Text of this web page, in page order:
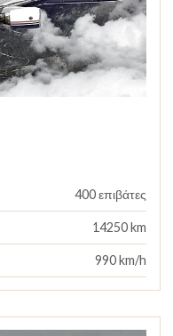
400 επιβάτες
14250 km
990 km/h